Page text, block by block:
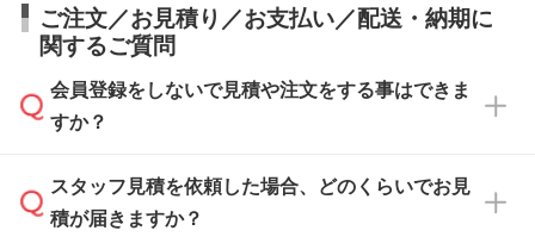
ご注文／お見積り／お支払い／配送・納期に
関するご質問
会員登録をしないで見積や注文をする事はできま
すか？
可能です。見積・注文フォームにて『ゲストの
まま進む』ボタンからお進みのうえ、ご依頼く
スタッフ見積を依頼した場合、どのくらいでお見
積が届きますか？